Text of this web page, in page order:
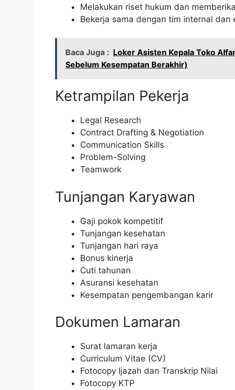
Melakukan riset hukum dan
Bekerja sama dengan tim internal
Baca Juga : Loker Asisten Kepala Toko
Sebelum Kesempatan Berakhir)
Ketrampilan Pekerja
Legal Research
Contract Drafting & Negotiation
Communication Skills
Problem-Solving
Teamwork
Tunjangan Karyawan
Gaji pokok kompetitif
Tunjangan kesehatan
Tunjangan hari raya
Bonus kinerja
Cuti tahunan
Asuransi kesehatan
Kesempatan pengembangan karir
Dokumen Lamaran
Surat lamaran kerja
Curriculum Vitae (CV)
Fotocopy Ijazah dan Transkrip Nilai
Fotocopy KTP